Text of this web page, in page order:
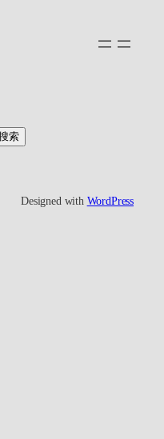
索
Designed with WordPress